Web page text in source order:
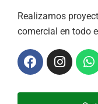
Realizamos
comercial en todo